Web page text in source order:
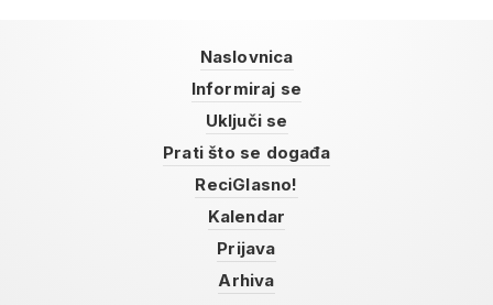
Naslovnica
Informiraj se
Uključi se
Prati što se događa
ReciGlasno!
Kalendar
Prijava
Arhiva